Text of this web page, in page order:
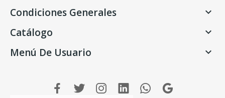
Condiciones Generales 
Catálogo 
Menú De Usuario 